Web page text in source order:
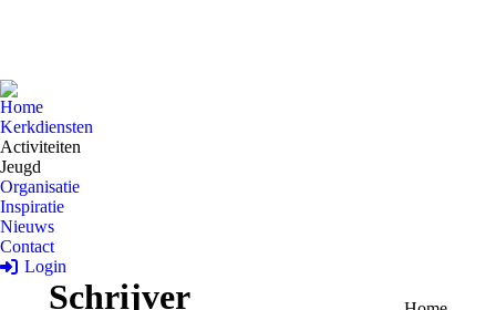
Home
Kerkdiensten
Activiteiten
Jeugd
Organisatie
Inspiratie
Nieuws
Contact
Login
Schrijver